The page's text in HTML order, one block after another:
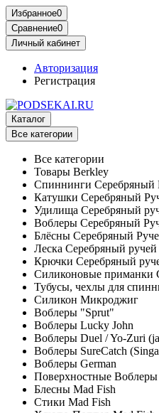
Избранное0
Сравнение0
Личный кабинет
Авторизация
Регистрация
Каталог
Все категории
Все категории
Товары Berkley
Спиннинги Серебряный
Катушки Серебряный
Удилища Серебряный
Воблеры Серебряный
Блёсны Серебряный
Леска Серебряный ручей
Крючки Серебряный
Силиконовые приманки
Тубусы, чехлы для
Силикон Микроджиг
Воблеры "Sprut"
Воблеры Lucky John
Воблеры Duel / Yo-Zuri
Воблеры SureCatch
Воблеры German
Поверхностные Воблеры
Блесны Mad Fish
Стики Mad Fish